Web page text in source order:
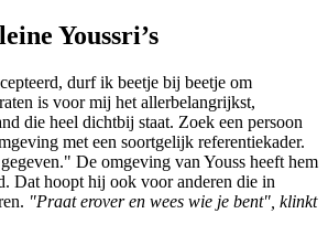
Youssri’s
durf ik beetje bij beetje om
is voor mij het allerbelangrijkst,
die heel dichtbij staat. Zoek een persoon
met een soortgelijk referentiekader.
De omgeving van Youss heeft hem
Dat hoopt hij ook voor anderen die in
"Praat erover en wees wie je bent", klinkt